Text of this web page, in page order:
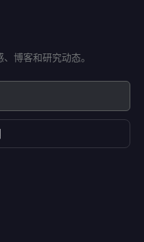
博客和研究动态。